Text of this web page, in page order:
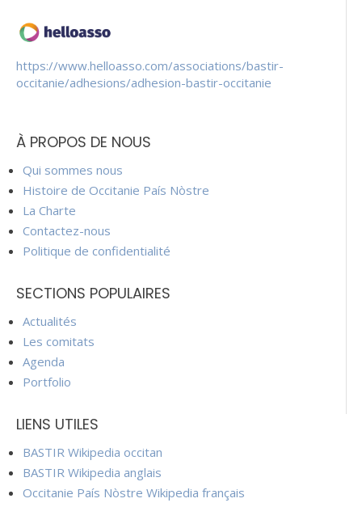
https://www.helloasso.com/associations/bastir-
occitanie/adhesions/adhesion-bastir-occitanie
À PROPOS DE NOUS
Qui sommes nous
Histoire de Occitanie País Nòstre
La Charte
Contactez-nous
Politique de confidentialité
SECTIONS POPULAIRES
Actualités
Les comitats
Agenda
Portfolio
LIENS UTILES
BASTIR Wikipedia occitan
BASTIR Wikipedia anglais
Occitanie País Nòstre Wikipedia français